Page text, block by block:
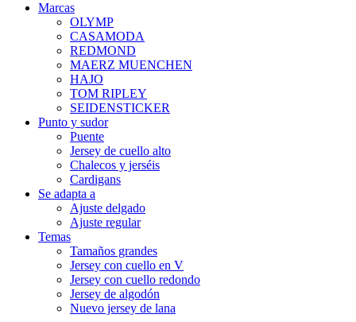
Marcas
OLYMP
CASAMODA
REDMOND
MAERZ MUENCHEN
HAJO
TOM RIPLEY
SEIDENSTICKER
Punto y sudor
Puente
Jersey de cuello alto
Chalecos y jerséis
Cardigans
Se adapta a
Ajuste delgado
Ajuste regular
Temas
Tamaños grandes
Jersey con cuello en V
Jersey con cuello redondo
Jersey de algodón
Nuevo jersey de lana